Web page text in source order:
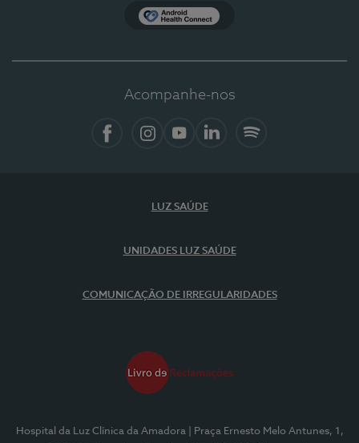
Acompanhe-nos
LUZ SAÚDE
UNIDADES LUZ SAÚDE
COMUNICAÇÃO DE IRREGULARIDADES
Hospital da Luz Clínica da Amadora
| Praça Ernesto Melo Antunes, 1,